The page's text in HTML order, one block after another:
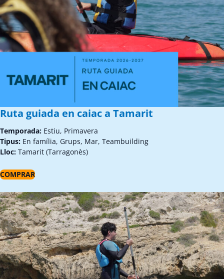
Ruta guiada en caiac a Tamarit
Temporada: Estiu, Primavera
Tipus: En família, Grups, Mar, Teambuilding
Lloc: Tamarit (Tarragonès)
COMPRAR